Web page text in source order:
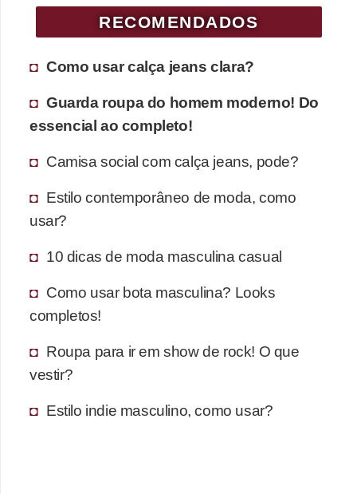
RECOMENDADOS
Como usar calça jeans clara?
Guarda roupa do homem moderno! Do
essencial ao completo!
Camisa social com calça jeans, pode?
Estilo contemporâneo de moda, como
usar?
10 dicas de moda masculina casual
Como usar bota masculina? Looks
completos!
Roupa para ir em show de rock! O que
vestir?
Estilo indie masculino, como usar?